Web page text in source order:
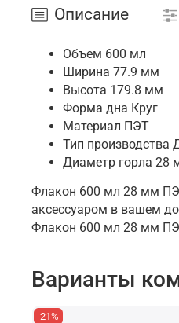
Описание
Объем 600 мл
Ширина 77.9 мм
Высота 179.8 мм
Форма дна Круг
Материал ПЭТ
Тип производства
Диаметр горла 28
Флакон 600 мл 28 мм
аксессуаром в вашем
Флакон 600 мл 28 мм
Варианты
-21%